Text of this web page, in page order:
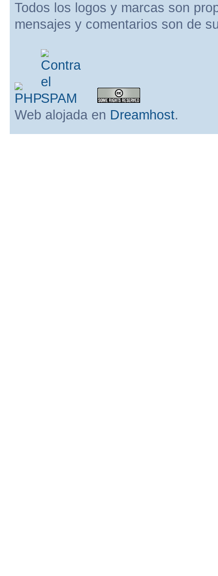
Todos los logos y marcas son
mensajes y comentarios son de
Web alojada en Dreamhost.